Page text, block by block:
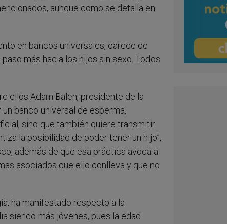
aunque como se detalla en
en bancos universales, carece de
más hacia los hijos sin sexo. Todos
ellos Adam Balen, presidente de la
banco universal de esperma,
sino que también quiere transmitir
la posibilidad de poder tener un hijo”,
además de que esa práctica avoca a
asociados que ello conlleva y que no
ha manifestado respecto a la
siendo más jóvenes, pues la edad